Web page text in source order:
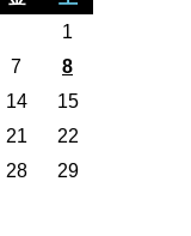
1
7
8
14
15
21
22
28
29